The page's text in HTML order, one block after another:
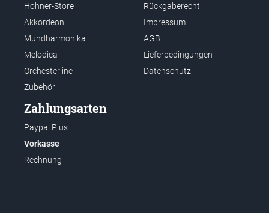
Hohner-Store
Akkordeon
Mundharmonika
Melodica
Orchesterline
Zubehör
Rückgaberecht
Impressum
AGB
Lieferbedingungen
Datenschutz
Zahlungsarten
Paypal Plus
Vorkasse
Rechnung